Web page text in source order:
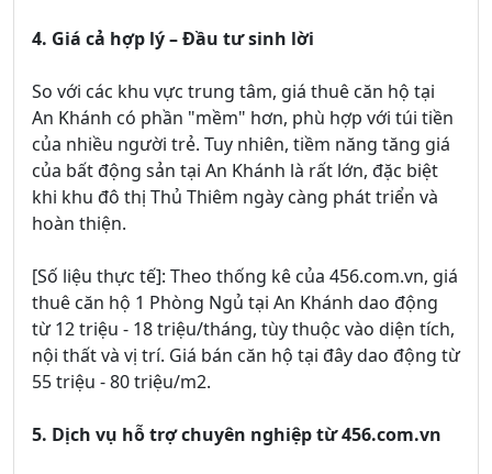
4. Giá cả hợp lý – Đầu tư sinh lời
So với các khu vực trung tâm, giá thuê căn hộ tại
An Khánh có phần "mềm" hơn, phù hợp với túi tiền
của nhiều người trẻ. Tuy nhiên, tiềm năng tăng giá
của bất động sản tại An Khánh là rất lớn, đặc biệt
khi khu đô thị Thủ Thiêm ngày càng phát triển và
hoàn thiện.
[Số liệu thực tế]: Theo thống kê của 456.com.vn, giá
thuê căn hộ 1 Phòng Ngủ tại An Khánh dao động
từ 12 triệu - 18 triệu/tháng, tùy thuộc vào diện tích,
nội thất và vị trí. Giá bán căn hộ tại đây dao động từ
55 triệu - 80 triệu/m2.
5. Dịch vụ hỗ trợ chuyên nghiệp từ 456.com.vn